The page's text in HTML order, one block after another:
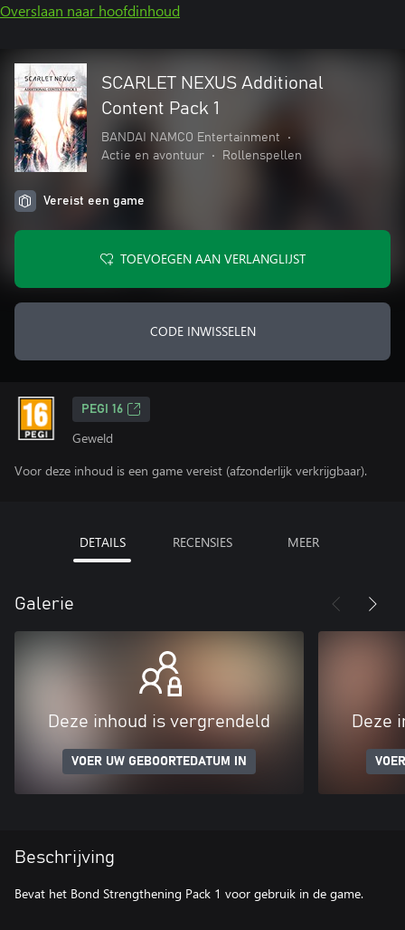
Overslaan naar hoofdinhoud
SCARLET NEXUS Additional
Content Pack 1
BANDAI NAMCO Entertainment
•
Actie en avontuur
• Rollenspellen
Vereist een game
TOEVOEGEN AAN VERLANGLIJST
CODE INWISSELEN
PEGI 16
Geweld
Voor deze inhoud is een game vereist (afzonderlijk verkrijgbaar).
DETAILS RECENSIES MEER
Galerie
Deze inhoud is vergrendeld
VOER UW GEBOORTEDATUM IN
Deze
Beschrijving
Bevat het Bond Strengthening Pack 1 voor gebruik in de game.